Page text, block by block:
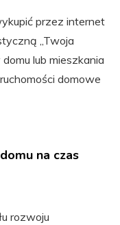
przez internet
„Twoja
lub mieszkania
domowe
na czas
rozwoju